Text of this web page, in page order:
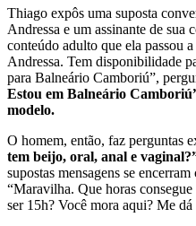
Thiago expôs uma suposta
Andressa e um assinante de
conteúdo adulto que ela passou
Andressa. Tem disponibilidade
para Balneário Camboriú”,
Estou em Balneário
modelo.
O homem, então, faz perguntas
tem beijo, oral, anal e
supostas mensagens se
“Maravilha. Que horas
ser 15h? Você mora aqui? Me